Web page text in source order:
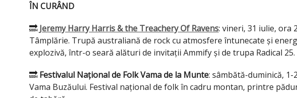
ÎN CURÂND
🔜 Jeremy Harry Harris & the Treachery Of Ravens: vineri, 31 iulie, ora
Tâmplărie. Trupă australiană de rock cu atmosfere întunecate și
explozivă, într-o seară alături de invitații Ammify și de trupa Radical 25.
🔜 Festivalul Național de Folk Vama de la Munte: sâmbătă-duminică, 1-
Vama Buzăului. Festival național de folk în cadru montan, printre